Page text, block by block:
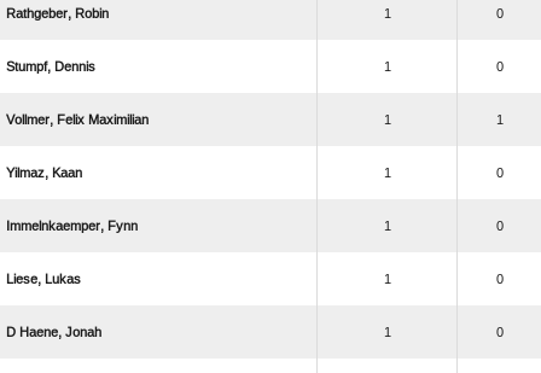
  1 0
  1 0
   1 1
  1 0
  1 0
  1 0
   1 0